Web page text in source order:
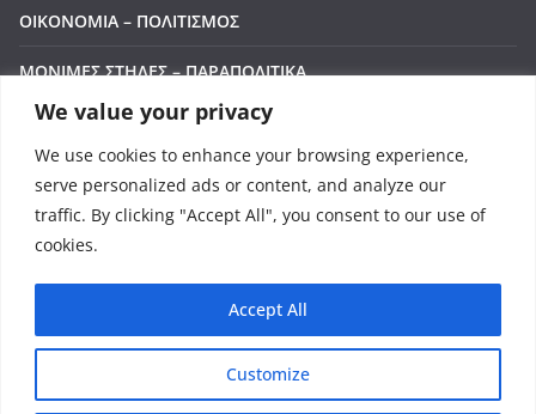
We value your privacy
We use cookies to enhance your browsing experience,
serve personalized ads or content, and analyze our
traffic. By clicking "Accept All", you consent to our use of
cookies.
Customize
Accept All
Manage Cookie Consent
To provide the best experiences, we use technologies like cookies to store and/or
access device information. Consenting to these technologies will allow us to process
withdrawing consent, may adversely affect certain features and functions.
Accept
Deny
View preferences
ΟΙΚΟΝΟΜΙΑ – ΠΟΛΙΤΙΣΜΟΣ
ΜΟΝΙΜΕΣ ΣΤΗΛΕΣ – ΠΑΡΑΠΟΛΙΤΙΚΑ
ΒΙΝΤΕΟ
LIVE
Πνευματικά Δικαιώματα © 2026Corfu Channel. Τα
πνευματικά δικαιώματα προστατεύονται.